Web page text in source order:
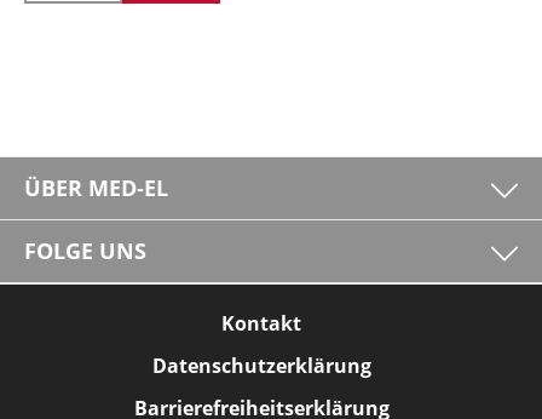
ÜBER MED-EL
FOLGE UNS
Kontakt
Datenschutzerklärung
Barrierefreiheitserklärung